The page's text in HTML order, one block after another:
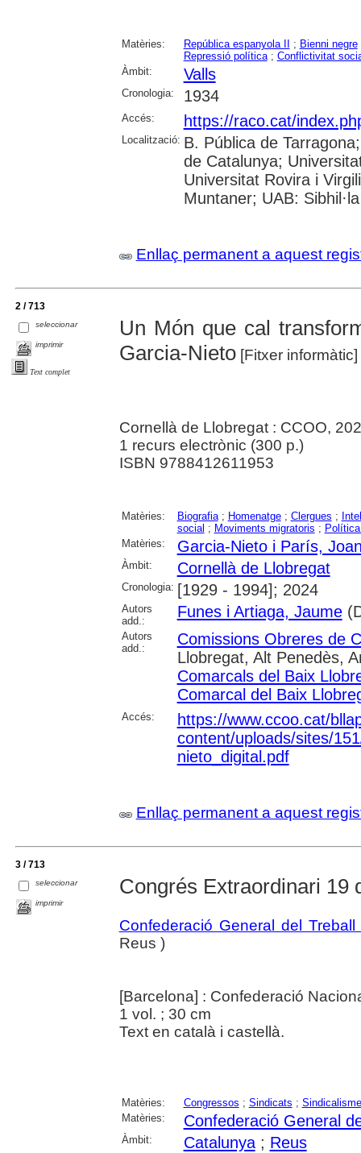
Matèries: República espanyola II ; Bienni negre
Repressió política; Conflictivitat
Àmbit:
Valls
Cronologia: 1934
Accés: https://raco.cat/
Localització: B. Pública de
de Catalunya;
Universitat Rovira i
Muntaner; UAB: Sibhil·la
Enllaç permanent a aquest
2 / 713
seleccionar
imprimir
Text complet
Un Món que cal
Garcia-Nieto[Fitxer informàtic]
Cornellà de Llobregat : CCOO,
1 recurs electrònic (300 p.)
ISBN 9788412611953
Matèries: Biografia; Homenatge; Clergues ;
social ; Moviments migratoris ;
Matèries:
Garcia-Nieto i París,
Àmbit: Cornellà de Llobregat
Cronologia: [1929 - 1994]; 2024
Autors
add.:
Funes i Artiaga, Jaume
Autors
add.:
Comissions Obreres de
Llobregat, Alt Penedès,
Comarcals del Baix
Comarcal del Baix
Accés:
https://www.ccoo.cat/
content/uploads/sites/
nieto_digital.pdf
Enllaç permanent a aquest
3 / 713
seleccionar
imprimir
Congrés Extraordinari 19
Confederació General del
Reus )
[Barcelona] : Confederació
1 vol. ; 30 cm
Text en català i castellà.
Matèries: Congressos ; Sindicats ; Sindicalisme
Matèries:
Confederació General
Àmbit: Catalunya; Reus